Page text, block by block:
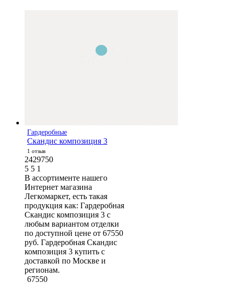
Гардеробные
Скандис композиция 3
1 отзыв
2429750
5 5 1
В ассортименте нашего
Интернет магазина
Легкомаркет, есть такая
продукция как: Гардеробная
Скандис композиция 3 с
любым вариантом отделки
по доступной цене от 67550
руб. Гардеробная Скандис
композиция 3 купить с
доставкой по Москве и
регионам.
67550